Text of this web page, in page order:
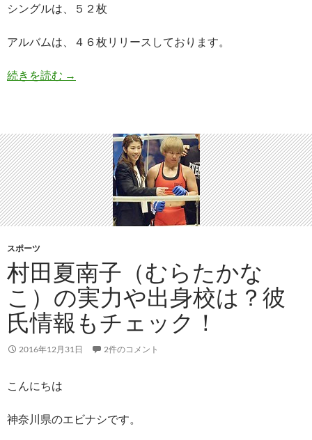
シングルは、５２枚
アルバムは、４６枚リリースしております。
続きを読む 島津亜矢の歌が上手い！旦那や子供は？プロフ
→
スポーツ
村田夏南子（むらたかな
こ）の実力や出身校は？彼
氏情報もチェック！
2016年12月31日 2件のコメント
こんにちは
神奈川県のエビナシです。